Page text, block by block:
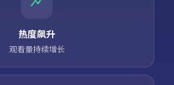
热度飙升
观看量持续增长